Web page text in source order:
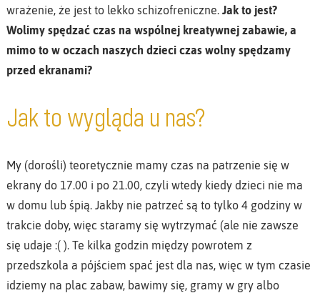
wrażenie, że jest to lekko schizofreniczne. Jak to jest?
Wolimy spędzać czas na wspólnej kreatywnej zabawie, a
mimo to w oczach naszych dzieci czas wolny spędzamy
przed ekranami?
Jak to wygląda u nas?
My (dorośli) teoretycznie mamy czas na patrzenie się w
ekrany do 17.00 i po 21.00, czyli wtedy kiedy dzieci nie ma
w domu lub śpią. Jakby nie patrzeć są to tylko 4 godziny w
trakcie doby, więc staramy się wytrzymać (ale nie zawsze
się udaje :( ). Te kilka godzin między powrotem z
przedszkola a pójściem spać jest dla nas, więc w tym czasie
idziemy na plac zabaw, bawimy się, gramy w gry albo